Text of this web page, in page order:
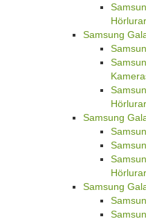
Hörlurar
Samsung
Hörlurar
Samsung
Hörlurar
Samsung